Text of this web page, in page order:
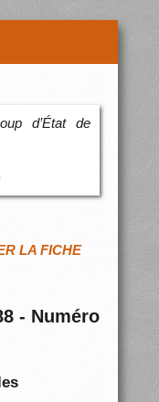
d’État de
LA FICHE
- Numéro